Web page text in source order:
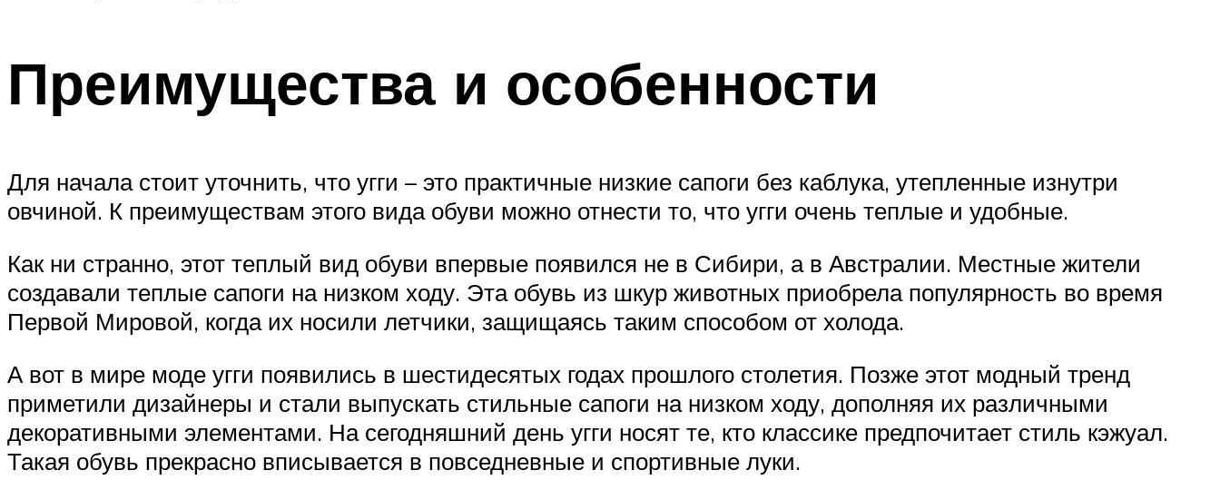
Преимущества и особенности
Для начала стоит уточнить, что угги – это практичные низкие сапоги без каблука, утепленные изнутри
овчиной. К преимуществам этого вида обуви можно отнести то, что угги очень теплые и удобные.
Как ни странно, этот теплый вид обуви впервые появился не в Сибири, а в Австралии. Местные жители
создавали теплые сапоги на низком ходу. Эта обувь из шкур животных приобрела популярность во время
Первой Мировой, когда их носили летчики, защищаясь таким способом от холода.
А вот в мире моде угги появились в шестидесятых годах прошлого столетия. Позже этот модный тренд
приметили дизайнеры и стали выпускать стильные сапоги на низком ходу, дополняя их различными
декоративными элементами. На сегодняшний день угги носят те, кто классике предпочитает стиль кэжуал.
Такая обувь прекрасно вписывается в повседневные и спортивные луки.